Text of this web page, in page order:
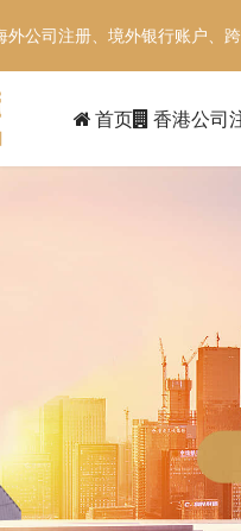
公司注册、境外银行账户、
首页 香港公司